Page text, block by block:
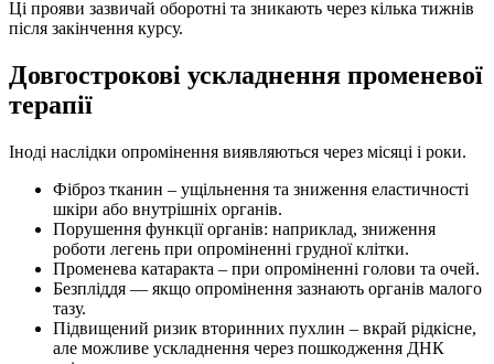
Ці прояви зазвичай оборотні та зникають через кілька тижнів
після закінчення курсу.
Довгострокові ускладнення променевої
терапії
Іноді наслідки опромінення виявляються через місяці і роки.
Фіброз тканин – ущільнення та зниження еластичності
шкіри або внутрішніх органів.
Порушення функції органів: наприклад, зниження
роботи легень при опроміненні грудної клітки.
Променева катаракта – при опроміненні голови та очей.
Безпліддя — якщо опромінення зазнають органів малого
тазу.
Підвищений ризик вторинних пухлин – вкрай рідкісне,
але можливе ускладнення через пошкодження ДНК